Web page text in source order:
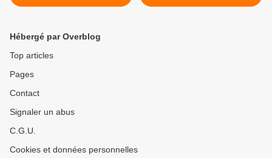
Hébergé par Overblog
Top articles
Pages
Contact
Signaler un abus
C.G.U.
Cookies et données personnelles